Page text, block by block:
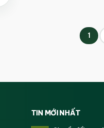
1
TIN MỚI NHẤT